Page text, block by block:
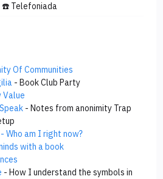
☎️ Telefoniada
Of Communities
- Book Club Party
Value
- Notes from anonimity Trap
Who am I right now?
with a book
- How I understand the symbols in